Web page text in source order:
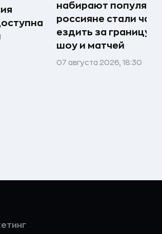
набирают
россияне стали
ездить за границу
шоу и матчей
07 августа 2026, 18:30